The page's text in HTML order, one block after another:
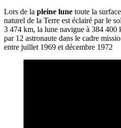
Lors de la pleine lune toute la
naturel de la Terre est éclairé par le
3 474 km, la lune navigue à 384 400
par 12 astronaute dans le cadre
entre juillet 1969 et décembre 1972